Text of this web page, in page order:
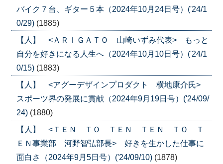
バイク７台、ギター５本（2024年10月24日号）('24/1
0/29) (1885)
【人】 <ＡＲＩＧＡＴＯ 山崎いずみ代表> もっと
自分を好きになる人生へ（2024年10月10日号）('24/1
0/15) (1883)
【人】 <アグーデザインプロダクト 横地康介氏>
スポーツ界の発展に貢献（2024年9月19日号）('24/09/
24) (1880)
【人】 <ＴＥＮ ＴＯ ＴＥＮ ＴＥＮ ＴＯ Ｔ
ＥＮ事業部 河野智弘部長> 好きを生かした仕事に
面白さ（2024年9月5日号）('24/09/10) (1878)